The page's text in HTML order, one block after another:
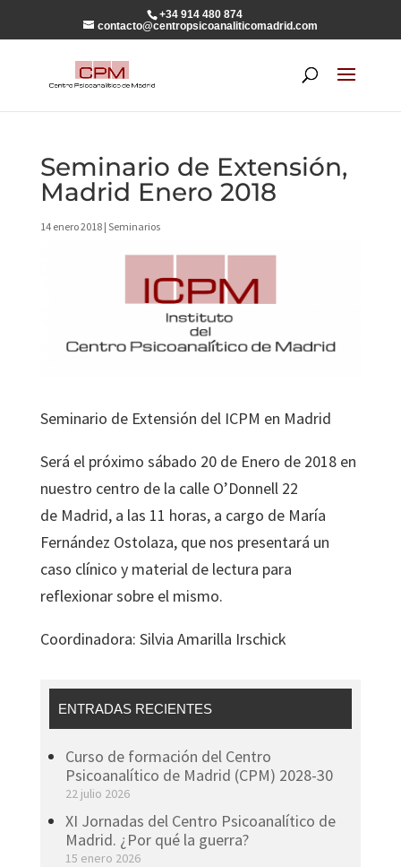
+34 914 480 874
contacto@centropsicoanaliticomadrid.com
Seminario de Extensión,
Madrid Enero 2018
14 enero 2018| Seminarios
Seminario de Extensión del ICPM en Madrid
Será el próximo sábado 20 de Enero de 2018 en
nuestro centro de la calle O’Donnell 22
de Madrid, a las 11 horas, a cargo de María
Fernández Ostolaza, que nos presentará un
caso clínico y material de lectura para
reflexionar sobre el mismo.
Coordinadora: Silvia Amarilla Irschick
ENTRADAS RECIENTES
Curso de formación del Centro
Psicoanalítico de Madrid (CPM) 2028-30
22 julio 2026
XI Jornadas del Centro Psicoanalítico de
Madrid. ¿Por qué la guerra?
15 enero 2026